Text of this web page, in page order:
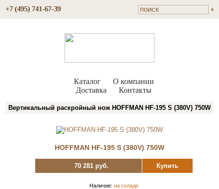
+7 (495) 741-67-39
Каталог
О компании
Доставка
Контакты
Вертикальный раскройный нож HOFFMAN HF-195 S (380V) 750W
HOFFMAN HF-195 S (380V) 750W
70 281 руб. Купить
Наличие: на складе